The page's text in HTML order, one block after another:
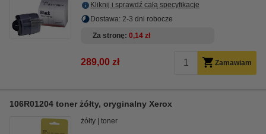
Kliknij i sprawdź całą specyfikacje
Dostawa: 2-3 dni robocze
Za stronę 0,14 zł
289,00 zł Zamawiam
106R01204 toner żółty, oryginalny Xerox
żółty toner